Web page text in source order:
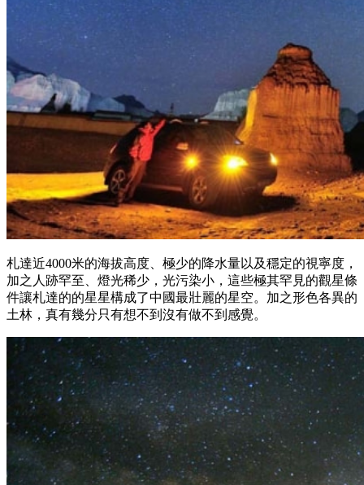
札達近4000米的海拔高度、極少的降水量以及穩定的視寧度，
加之人跡罕至、燈光稀少，光污染小，這些極其罕見的觀星條
件讓札達的的星星構成了中國最壯麗的星空。加之形色各異的
土林，真有幾分只有想不到沒有做不到感覺。